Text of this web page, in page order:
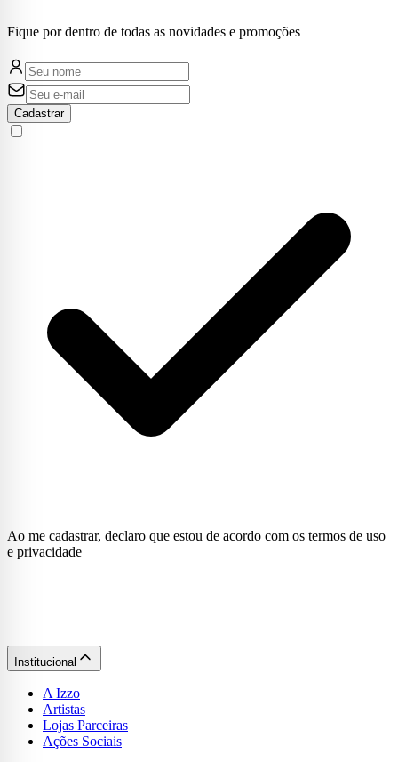
Fique por dentro de todas as novidades e promoções
Cadastrar
Ao me cadastrar, declaro que estou de acordo com os termos de uso
e privacidade
Institucional
A Izzo
Artistas
Lojas Parceiras
Ações Sociais